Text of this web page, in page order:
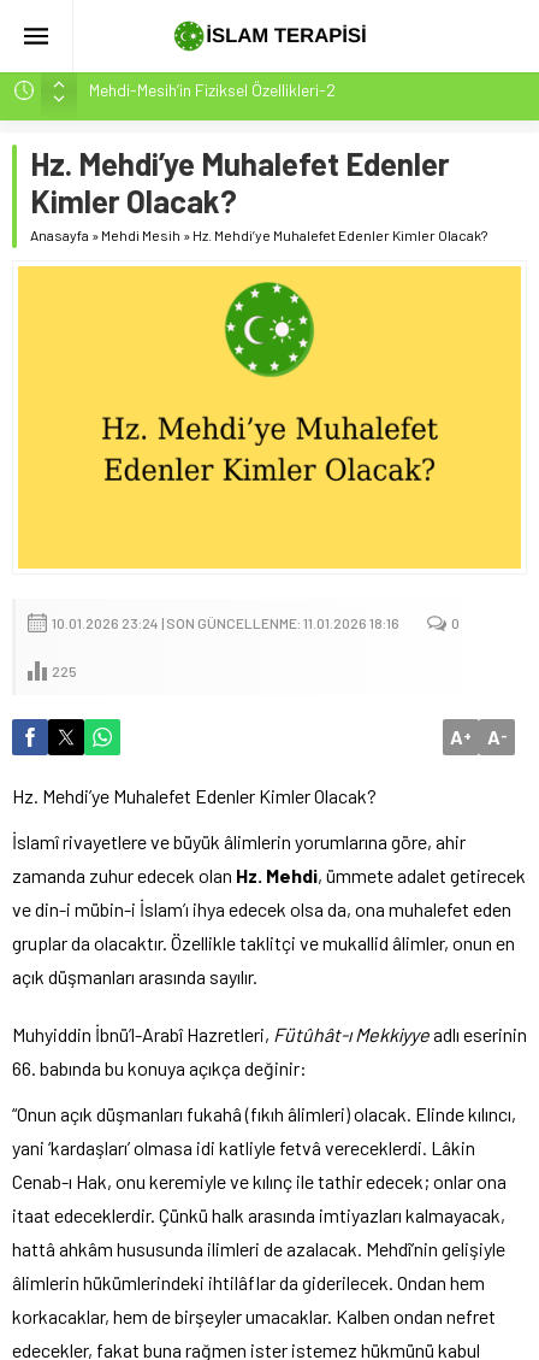
Mehdi-Mesih’in Fiziksel Özellikleri-2
Hakikatin Nihai Ölçüsü: Kur’an-ı Kerim’in Önceki Kitapları
Tasdiki ve Tahrifleri Arındırması
Peygamber Müjdesi Mehdi Mesih’in Gelişi Kitabımız
26.07.2026 Tarihinde Güncellenmiştir(ÇOK ÖNEMLİ)
İsrâ Sûresi(17) 1. Ayet’in 7 Dilde Yazılışı
SAKIN ÇOĞUNLUK SİZİ ALDATMASIN
Hz. Mehdi’ye Muhalefet Edenler
Kimler Olacak?
Anasayfa » Mehdi Mesih » Hz. Mehdi’ye Muhalefet Edenler Kimler Olacak?
10.01.2026 23:24 | SON GÜNCELLENME: 11.01.2026 18:16 0
225
A+ A-
Hz. Mehdi’ye Muhalefet Edenler Kimler Olacak?
İslamî rivayetlere ve büyük âlimlerin yorumlarına göre, ahir
zamanda zuhur edecek olan Hz. Mehdi, ümmete adalet getirecek
ve din-i mübin-i İslam’ı ihya edecek olsa da, ona muhalefet eden
gruplar da olacaktır. Özellikle taklitçi ve mukallid âlimler, onun en
açık düşmanları arasında sayılır.
Muhyiddin İbnü’l-Arabî Hazretleri, Fütûhât-ı Mekkiyyeadlı eserinin
66. babında bu konuya açıkça değinir:
“Onun açık düşmanları fukahâ (fıkıh âlimleri) olacak. Elinde kılıncı,
yani ‘kardaşları’ olmasa idi katliyle fetvâ vereceklerdi. Lâkin
Cenab-ı Hak, onu keremiyle ve kılınç ile tathir edecek; onlar ona
itaat edeceklerdir. Çünkü halk arasında imtiyazları kalmayacak,
hattâ ahkâm hususunda ilimleri de azalacak. Mehdî’nin gelişiyle
âlimlerin hükümlerindeki ihtilâflar da giderilecek. Ondan hem
korkacaklar, hem de birşeyler umacaklar. Kalben ondan nefret
edecekler, fakat buna rağmen ister istemez hükmünü kabul